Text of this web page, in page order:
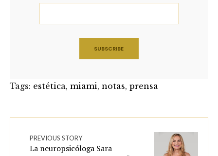
Tags: estética, miami, notas, prensa
PREVIOUS STORY
La neuropsicóloga Sara